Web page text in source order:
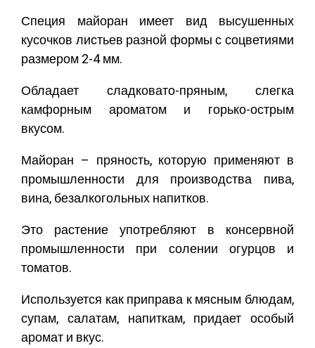
Специя майоран имеет вид высушенных
кусочков листьев разной формы с соцветиями
размером 2-4 мм.
Обладает сладковато-пряным, слегка
камфорным ароматом и горько-острым
вкусом.
Майоран – пряность, которую применяют в
промышленности для производства пива,
вина, безалкогольных напитков.
Это растение употребляют в консервной
промышленности при солении огурцов и
томатов.
Используется как приправа к мясным блюдам,
супам, салатам, напиткам, придает особый
аромат и вкус.